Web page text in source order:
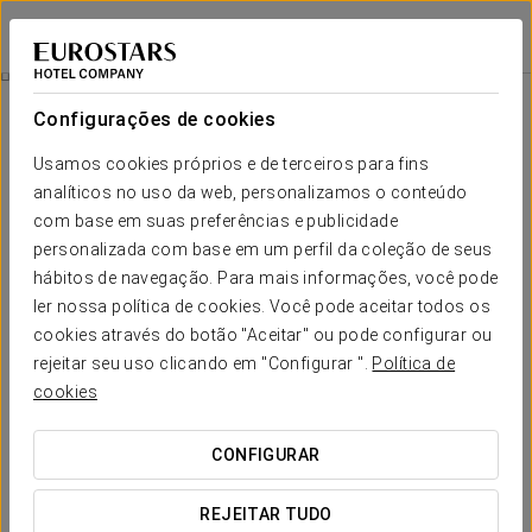
Configurações de cookies
Usamos cookies próprios e de terceiros para fins
analíticos no uso da web, personalizamos o conteúdo
com base em suas preferências e publicidade
personalizada com base em um perfil da coleção de seus
hábitos de navegação. Para mais informações, você pode
ler nossa política de cookies. Você pode aceitar todos os
cookies através do botão "Aceitar" ou pode configurar ou
rejeitar seu uso clicando em "Configurar ". Política de
cookies
CONFIGURAR
REJEITAR TUDO
Crisol Riosol
LEÃO
León